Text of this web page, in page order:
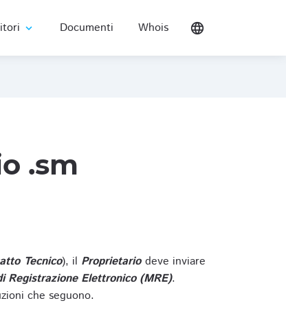
expand_more Documenti Whois language
.sm
Tecnico), il Proprietariodeve inviare
Registrazione Elettronico (MRE).
che seguono.